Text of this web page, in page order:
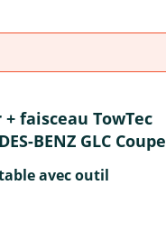
faisceau TowTec
BENZ GLC Coupe
avec outil